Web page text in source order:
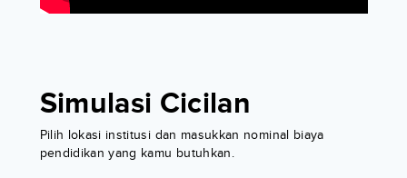
Simulasi Cicilan
Pilih lokasi institusi dan masukkan nominal biaya
pendidikan yang kamu butuhkan.